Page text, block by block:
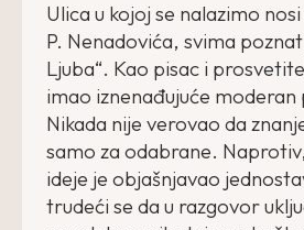
Ulica u kojoj se nalazimo
P. Nenadovića, svima
Ljuba“. Kao pisac i
imao iznenađujuće
Nikada nije verovao da
samo za odabrane.
ideje je objašnjavao
trudeći se da u razgovor